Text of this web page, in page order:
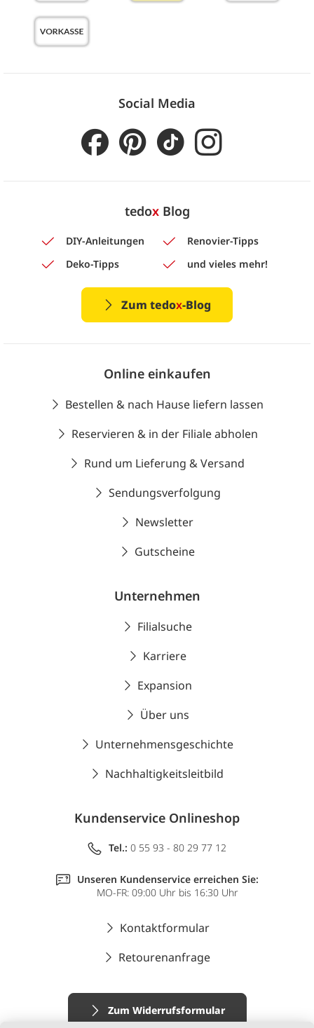
Social Media
tedoxBlog
DIY-Anleitungen
Renovier-Tipps
Deko-Tipps
und vieles mehr!
Zum tedox-Blog
Online einkaufen
Bestellen & nach Hause liefern lassen
Reservieren & in der Filiale abholen
Rund um Lieferung & Versand
Sendungsverfolgung
Newsletter
Gutscheine
Unternehmen
Filialsuche
Karriere
Expansion
Über uns
Unternehmensgeschichte
Nachhaltigkeitsleitbild
Kundenservice Onlineshop
Tel.: 0 55 93 - 80 29 77 12
Unseren Kundenservice erreichen Sie:
MO-FR: 09:00 Uhr bis 16:30 Uhr
Kontaktformular
Retourenanfrage
Zum Widerrufsformular